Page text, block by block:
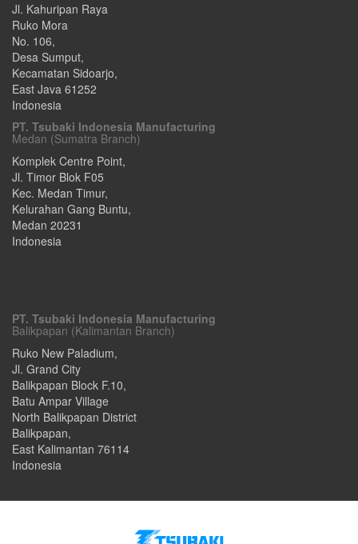
Jl. Kahuripan Raya
Ruko Mora
No. 106,
Desa Sumput,
Kecamatan Sidoarjo,
East Java 61252
Indonesia
PT. Tsubaki Indonesia Manufacturing
Medan (Sumatra Branch)
Komplek Centre Point,
Jl. Timor Blok F05
Kec. Medan Timur,
Kelurahan Gang Buntu,
Medan 20231
Indonesia
PT. Tsubaki Indonesia Manufacturing
Balikpapan (Kalimantan Branch)
Ruko New Paladium,
Jl. Grand City
Balikpapan Block F.10,
Batu Ampar Village
North Balikpapan District
Balikpapan,
East Kalimantan 76114
Indonesia